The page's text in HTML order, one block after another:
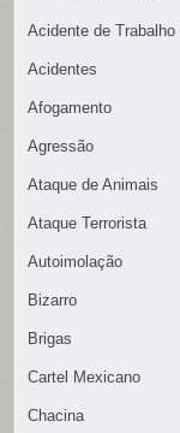
Acidente de Trabalho
Acidentes
Afogamento
Agressão
Ataque de Animais
Ataque Terrorista
Autoimolação
Bizarro
Brigas
Cartel Mexicano
Chacina